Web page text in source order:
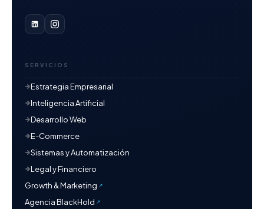
SERVICIOS
Estrategia Empresarial
Inteligencia Artificial
Desarrollo Web
E-Commerce
Sistemas y Automatización
Legal y Financiero
Growth & Marketing
Agencia BlackHold